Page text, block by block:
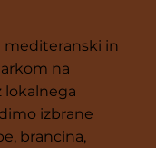
mediteranski in
na
lokalnega
izbrane
brancina,